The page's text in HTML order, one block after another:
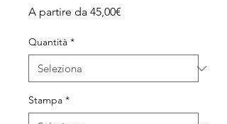
A partire da 45,00€
Quantità *
Stampa *